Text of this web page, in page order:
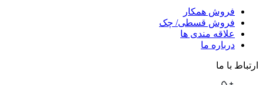
همکار
قسطی/ چک
مندی ها
ما